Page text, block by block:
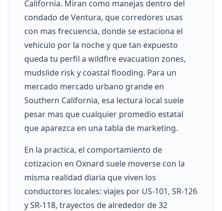
California. Miran como manejas dentro del
condado de Ventura, que corredores usas
con mas frecuencia, donde se estaciona el
vehiculo por la noche y que tan expuesto
queda tu perfil a wildfire evacuation zones,
mudslide risk y coastal flooding. Para un
mercado mercado urbano grande en
Southern California, esa lectura local suele
pesar mas que cualquier promedio estatal
que aparezca en una tabla de marketing.
En la practica, el comportamiento de
cotizacion en Oxnard suele moverse con la
misma realidad diaria que viven los
conductores locales: viajes por US-101, SR-126
y SR-118, trayectos de alrededor de 32